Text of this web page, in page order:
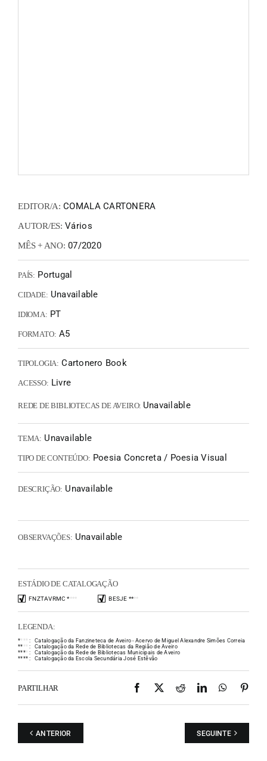
EDITOR/A: COMALA CARTONERA
AUTOR/ES: Vários
MÊS + ANO: 07/2020
PAÍS: Portugal
CIDADE: Unavailable
IDIOMA: PT
FORMATO: A5
TIPOLOGIA: Cartonero Book
ACESSO: Livre
REDE DE BIBLIOTECAS DE AVEIRO: Unavailable
TEMA: Unavailable
TIPO DE CONTEÚDO: Poesia Concreta / Poesia Visual
DESCRIÇÃO: Unavailable
OBSERVAÇÕES: Unavailable
ESTÁDIO DE CATALOGAÇÃO
FNZTAVRMC **** BESJE ****
LEGENDA:
** * * :
Catalogação da Fanzineteca de Aveiro - Acervo de Miguel Alexandre Simões Correia
** * * :
Catalogação da Rede de Bibliotecas da Região de Aveiro
**** :
Catalogação da Rede de Bibliotecas Municipais de Aveiro
**** : Catalogação da Escola Secundária José Estêvão
PARTILHAR Facebook
X RedditLinkedIn
ANTERIOR SEGUINTE